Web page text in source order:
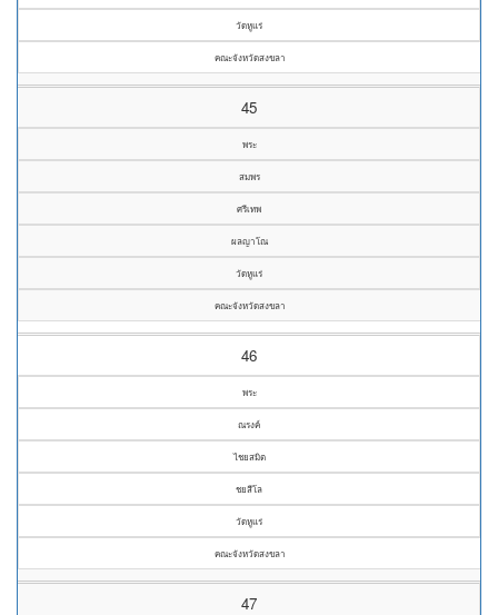
วัดหูแร่
คณะจังหวัดสงขลา
45
พระ
สมพร
ศรีเทพ
ผลญาโณ
วัดหูแร่
คณะจังหวัดสงขลา
46
พระ
ณรงค์
ไชยสมิต
ชยสีโล
วัดหูแร่
คณะจังหวัดสงขลา
47